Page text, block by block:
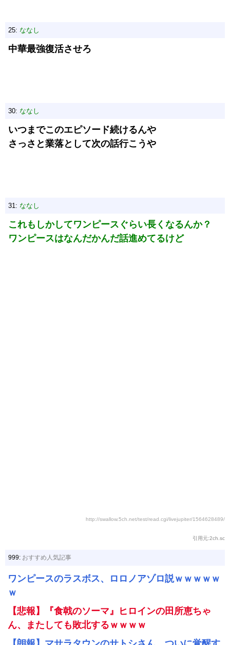
25: ななし
中華最強復活させろ
30: ななし
いつまでこのエピソード続けるんや
さっさと業落として次の話行こうや
31: ななし
これもしかしてワンピースぐらい長くなるんか？
ワンピースはなんだかんだ話進めてるけど
http://swallow.5ch.net/test/read.cgi/livejupiter/1564628489/
引用元:2ch.sc
999: おすすめ人気記事
ワンピースのラスボス、ロロノアゾロ説ｗｗｗｗｗ
ｗ
【悲報】『食戟のソーマ』ヒロインの田所恵ちゃ
ん、またしても敗北するｗｗｗｗ